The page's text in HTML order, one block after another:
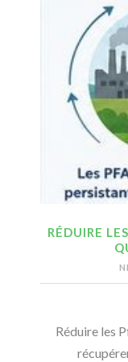
RÉDUIRE
Réduire les